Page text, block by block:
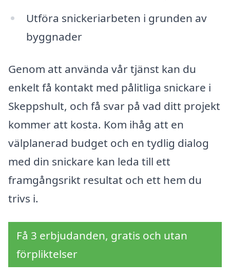
Utföra snickeriarbeten i grunden av
byggnader
Genom att använda vår tjänst kan du
enkelt få kontakt med pålitliga snickare i
Skeppshult, och få svar på vad ditt projekt
kommer att kosta. Kom ihåg att en
välplanerad budget och en tydlig dialog
med din snickare kan leda till ett
framgångsrikt resultat och ett hem du
trivs i.
Få 3 erbjudanden, gratis och utan
förpliktelser